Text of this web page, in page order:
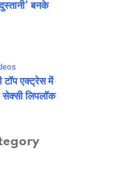
बनके
एक्ट्रेस में
सेक्सी लिपलॉक